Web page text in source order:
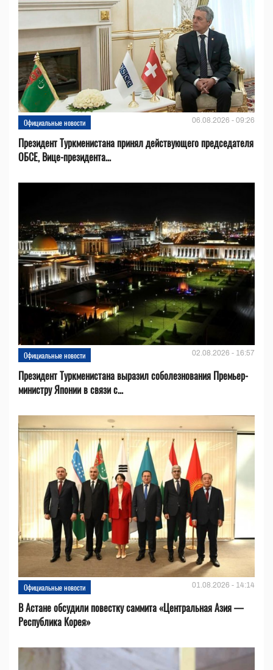
Официальные новости 06.08.2026 - 09:26
Президент Туркменистана принял действующего председателя
ОБСЕ, Вице-президента...
Официальные новости 02.08.2026 - 16:57
Президент Туркменистана выразил соболезнования Премьер-
министру Японии в связи с...
Официальные новости 01.08.2026 - 14:14
В Астане обсудили повестку саммита «Центральная Азия —
Республика Корея»